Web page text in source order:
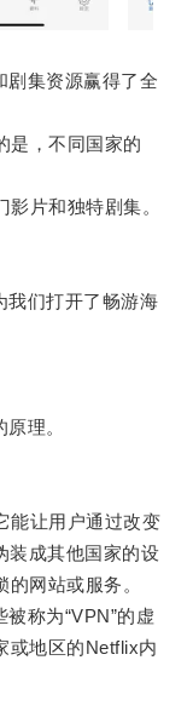
集资源赢得了全
，不同国家的
片和独特剧集。
们打开了畅游海
理。
让用户通过改变
装成其他国家的设
网站或服务。
称为“VPN”的虚
或地区的Netflix内